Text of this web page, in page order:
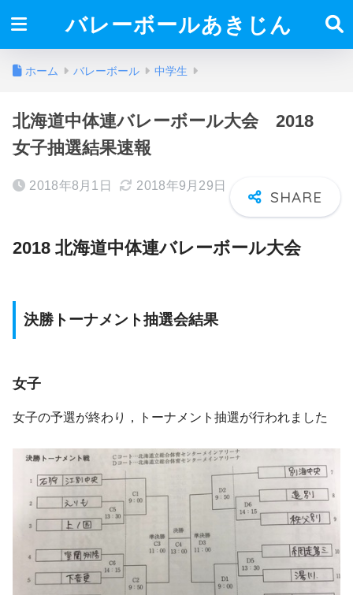
バレーボールあきじん
ホーム バレーボール 中学生
北海道中体連バレーボール大会 2018
女子抽選結果速報
2018年8月1日 2018年9月29日
2018 北海道中体連バレーボール大会
決勝トーナメント抽選会結果
女子
女子の予選が終わり，トーナメント抽選が行われました